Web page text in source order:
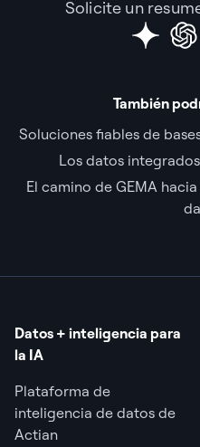
Solicite un
También
Soluciones fiables de
Los datos
El camino de GEMA
Datos + inteligencia para
la IA
Plataforma de
inteligencia de datos de
Actian